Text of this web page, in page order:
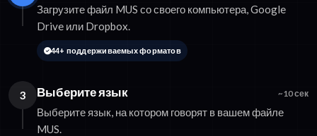
Загрузите файл MUS со своего компьютера, Google
Drive или Dropbox.
44+ поддерживаемых форматов
3 Выберите язык ~10 сек
Выберите язык, на котором говорят в вашем файле
MUS.